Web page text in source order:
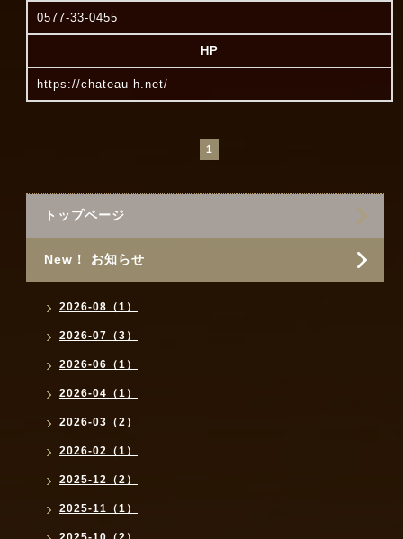
0577-33-0455
HP
https://chateau-h.net/
1
トップページ
New！ お知らせ
2026-08（1）
2026-07（3）
2026-06（1）
2026-04（1）
2026-03（2）
2026-02（1）
2025-12（2）
2025-11（1）